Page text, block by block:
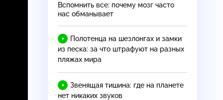
Вспомнить все: почему мозг часто
нас обманывает
Полотенца на шезлонгах и замки
из песка: за что штрафуют на разных
пляжах мира
Звенящая тишина: где на планете
нет никаких звуков